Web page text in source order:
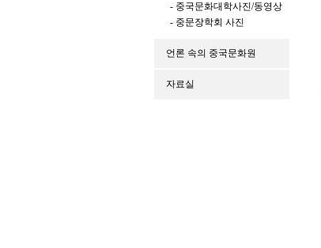
- 중국문화대학사진/동영상
- 중문장학회 사진
언론 속의 중국문화원
자료실